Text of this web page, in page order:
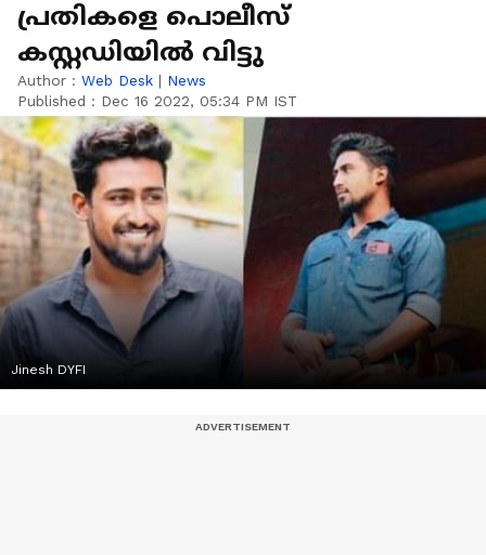
പ്രതികളെ പൊലീസ്
കസ്റ്റഡിയിൽ വിട്ടു
Author : Web Desk | News
Published : Dec 16 2022, 05:34 PM IST
Jinesh DYFI